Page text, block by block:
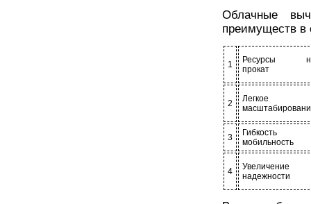
Облачные
преимуществ в
1
Ресурсы
прокат
2
Легкое
3
Гибкость
мобильность
4
Увеличение
надежности